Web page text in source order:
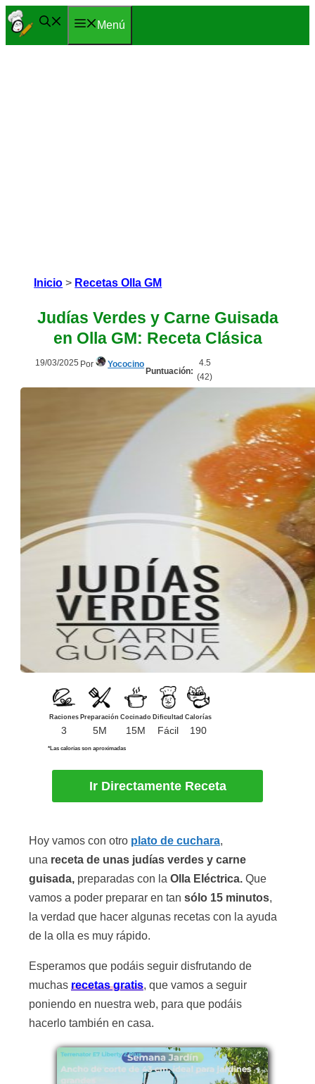
Saltar
al
Menú
Inicio > Recetas Olla GM
Judías Verdes y Carne Guisada
en Olla GM: Receta Clásica
19/03/2025 Por Yococino
Puntuación:
4.5
(42)
Raciones
3
Preparación
5M
Cocinado
15M
Dificultad
Fácil
Calorías
190
*Las calorías son aproximadas
Ir Directamente Receta
Hoy vamos con otro plato de cuchara,
una receta de unas judías verdes y carne
guisada, preparadas con la Olla Eléctrica. Que
vamos a poder preparar en tan sólo 15 minutos,
la verdad que hacer algunas recetas con la ayuda
de la olla es muy rápido.
Esperamos que podáis seguir disfrutando de
muchas recetas gratis, que vamos a seguir
poniendo en nuestra web, para que podáis
hacerlo también en casa.